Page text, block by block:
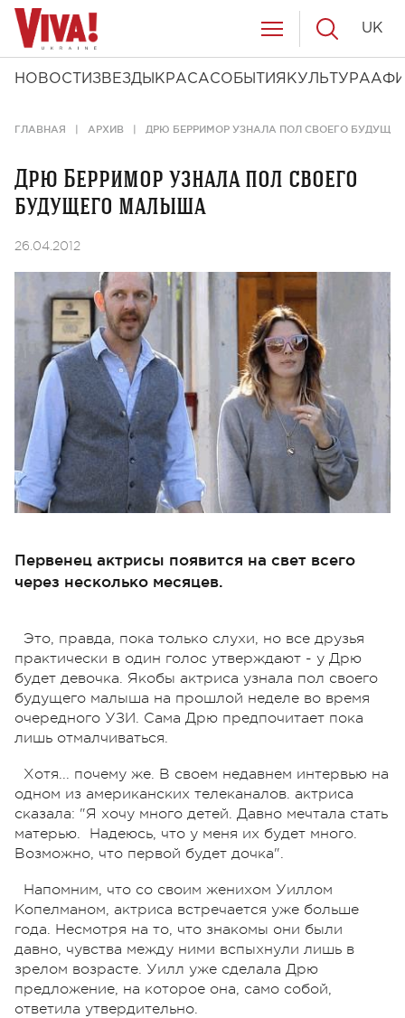
НОВОСТИ ЗВЕЗДЫ КРАСАСОБЫТИЯ КУЛЬТУРА
UK
ГЛАВНАЯ АРХИВ ДРЮ БЕРРИМОР УЗНАЛА ПОЛ СВОЕГО
Дрю Берримор узнала пол своего
будущего малыша
26.04.2012
Первенец актрисы появится на свет всего
через несколько месяцев.
Это, правда, пока только слухи, но все друзья
практически в один голос утверждают - у Дрю
будет девочка. Якобы актриса узнала пол своего
будущего малыша на прошлой неделе во время
очередного УЗИ. Сама Дрю предпочитает пока
лишь отмалчиваться.
Хотя... почему же. В своем недавнем интервью на
одном из американских телеканалов. актриса
сказала: "Я хочу много детей. Давно мечтала стать
матерью. Надеюсь, что у меня их будет много.
Возможно, что первой будет дочка".
Напомним, что со своим женихом Уиллом
Копелманом, актриса встречается уже больше
года. Несмотря на то, что знакомы они были
давно, чувства между ними вспыхнули лишь в
зрелом возрасте. Уилл уже сделала Дрю
предложение, на которое она, само собой,
ответила утвердительно.